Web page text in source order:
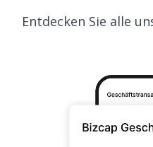
Entdecken Sie alle